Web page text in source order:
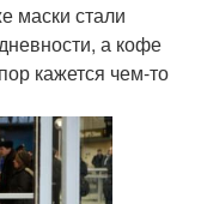
маски стали
а кофе
кажется чем-то